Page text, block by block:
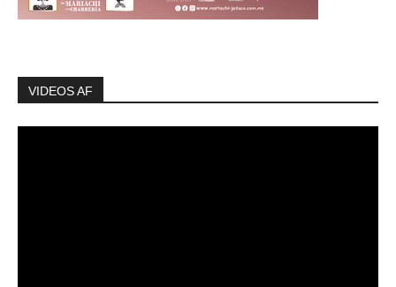
VIDEOS AF